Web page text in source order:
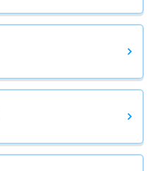
コア
61.50
共テ ３教科型
16人 16人 14人 －